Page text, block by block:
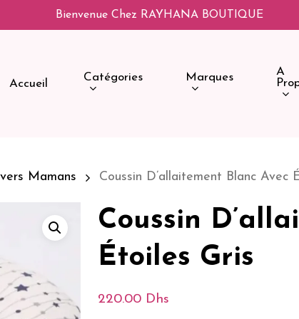
Bienvenue Chez RAYHANA BOUTIQUE
Accueil Catégories Marques
A
Mamans Coussin D’allaitement Blanc Avec
Coussin
Étoiles Gris
220.00 Dhs